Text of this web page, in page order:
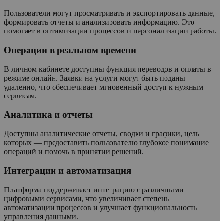
Пользователи могут просматривать и экспортировать данные,
формировать отчеты и анализировать информацию. Это
помогает в оптимизации процессов и персонализации работы.
Операции в реальном времени
В личном кабинете доступны функция переводов и оплаты в
режиме онлайн. Заявки на услуги могут быть поданы
удаленно, что обеспечивает мгновенный доступ к нужным
сервисам.
Аналитика и отчеты
Доступны аналитические отчеты, сводки и графики, цель
которых — предоставить пользователю глубокое понимание
операций и помочь в принятии решений.
Интеграции и автоматизация
Платформа поддерживает интеграцию с различными
цифровыми сервисами, что увеличивает степень
автоматизации процессов и улучшает функциональность
управления данными.